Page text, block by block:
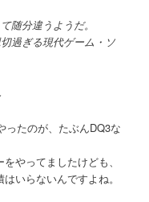
随分違うようだ。
過ぎる現代ゲーム・ソ
ったのが、たぶんDQ3な
やってましたけども、
いらないんですよね。